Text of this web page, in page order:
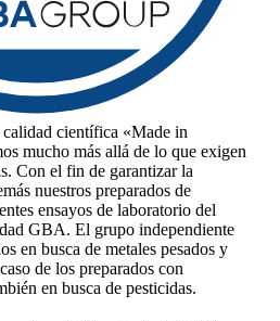
científica «Made in
mucho más allá de lo que exigen
Con el fin de garantizar la
nuestros preparados de
ensayos de laboratorio del
GBA. El grupo independiente
en busca de metales pesados y
de los preparados con
en busca de pesticidas.